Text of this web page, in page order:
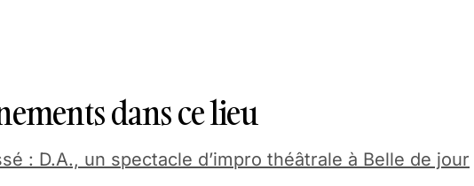
dans ce lieu
: D.A., un spectacle d’impro théâtrale à Belle de jour